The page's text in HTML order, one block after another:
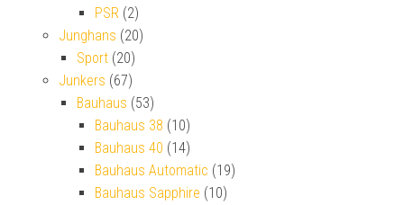
PSR (2)
Junghans (20)
Sport (20)
Junkers (67)
Bauhaus (53)
Bauhaus 38 (10)
Bauhaus 40 (14)
Bauhaus Automatic (19)
Bauhaus Sapphire (10)